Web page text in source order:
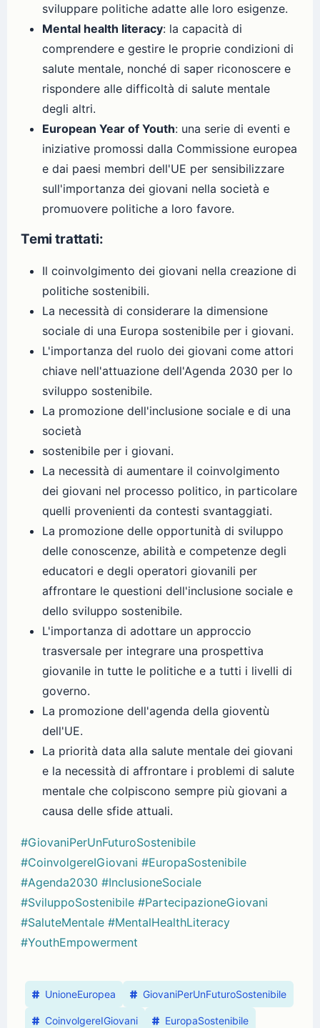
sviluppare politiche adatte alle loro esigenze.
Mental health literacy: la capacità di
comprendere e gestire le proprie condizioni di
salute mentale, nonché di saper riconoscere e
rispondere alle difficoltà di salute mentale
degli altri.
European Year of Youth: una serie di eventi e
iniziative promossi dalla Commissione europea
e dai paesi membri dell'UE per sensibilizzare
sull'importanza dei giovani nella società e
promuovere politiche a loro favore.
Temi trattati:
Il coinvolgimento dei giovani nella creazione di
politiche sostenibili.
La necessità di considerare la dimensione
sociale di una Europa sostenibile per i giovani.
L'importanza del ruolo dei giovani come attori
chiave nell'attuazione dell'Agenda 2030 per lo
sviluppo sostenibile.
La promozione dell'inclusione sociale e di una
società
sostenibile per i giovani.
La necessità di aumentare il coinvolgimento
dei giovani nel processo politico, in particolare
quelli provenienti da contesti svantaggiati.
La promozione delle opportunità di sviluppo
delle conoscenze, abilità e competenze degli
educatori e degli operatori giovanili per
affrontare le questioni dell'inclusione sociale e
dello sviluppo sostenibile.
L'importanza di adottare un approccio
trasversale per integrare una prospettiva
giovanile in tutte le politiche e a tutti i livelli di
governo.
La promozione dell'agenda della gioventù
dell'UE.
La priorità data alla salute mentale dei giovani
e la necessità di affrontare i problemi di salute
mentale che colpiscono sempre più giovani a
causa delle sfide attuali.
#GiovaniPerUnFuturoSostenibile
#CoinvolgereIGiovani #EuropaSostenibile
#Agenda2030 #InclusioneSociale
#SviluppoSostenibile #PartecipazioneGiovani
#SaluteMentale #MentalHealthLiteracy
#YouthEmpowerment
UnioneEuropea GiovaniPerUnFuturoSostenibile
CoinvolgereIGiovani EuropaSostenibile